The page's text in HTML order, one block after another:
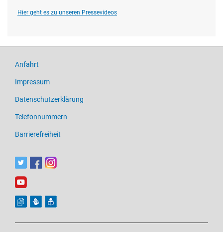
Hier geht es zu unseren Pressevideos
Anfahrt
Impressum
Datenschutzerklärung
Telefonnummern
Barrierefreiheit